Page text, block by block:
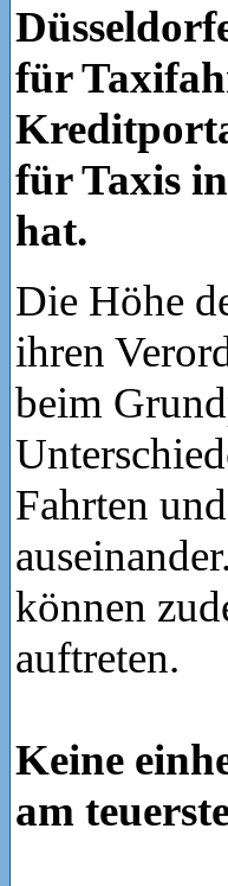
für
für Taxis
hat.
Die Höhe
ihren
beim
Fahrten
können
auftreten.
Keine
am